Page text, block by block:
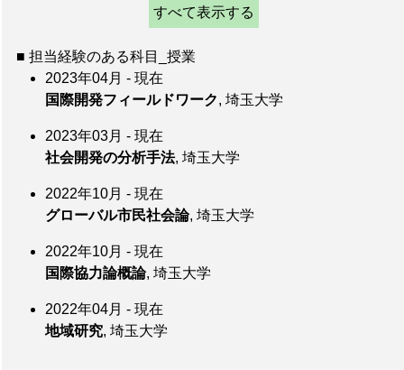
すべて表示する
■ 担当経験のある科目_授業
2023年04月 - 現在
国際開発フィールドワーク, 埼玉大学
2023年03月 - 現在
社会開発の分析手法, 埼玉大学
2022年10月 - 現在
グローバル市民社会論, 埼玉大学
2022年10月 - 現在
国際協力論概論, 埼玉大学
2022年04月 - 現在
地域研究, 埼玉大学